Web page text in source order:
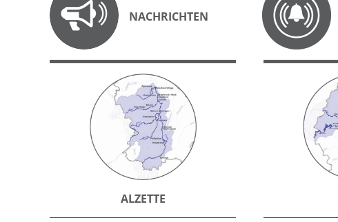
NACHRICHTEN
ALZETTE